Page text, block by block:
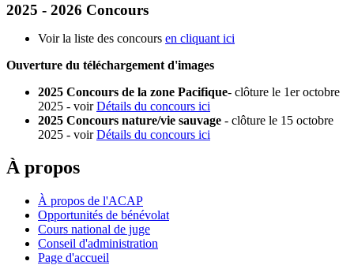
2025 - 2026 Concours
Voir la liste des concours en cliquant ici
Ouverture du téléchargement d'images
2025 Concours de la zone Pacifique- clôture le 1er octobre
2025 - voirDétails du concours ici
2025 Concours nature/vie sauvage - clôture le 15 octobre
2025 - voirDétails du concours ici
À propos
À propos de l'ACAP
Opportunités de bénévolat
Cours national de juge
Conseil d'administration
Page d'accueil